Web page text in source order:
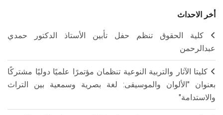
أخر الاحداث
كلية الحقوق تنظم حفل تأبين الأستاذ الدكتور حمدي
عبدالرحمن
كليتا الآثار والتربية النوعية تنظمان مؤتمرًا علميًا دوليًا مشتركًا
بعنوان "الألوان والموسيقى: لغة بصرية وسمعية بين التراث
والاستدامة"